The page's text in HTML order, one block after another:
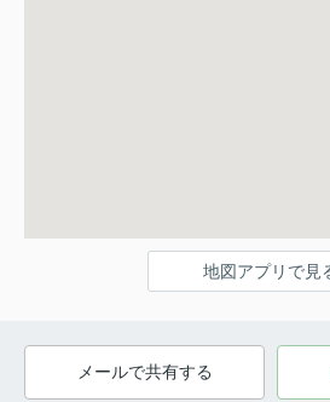
地図アプリで見
メールで共有する